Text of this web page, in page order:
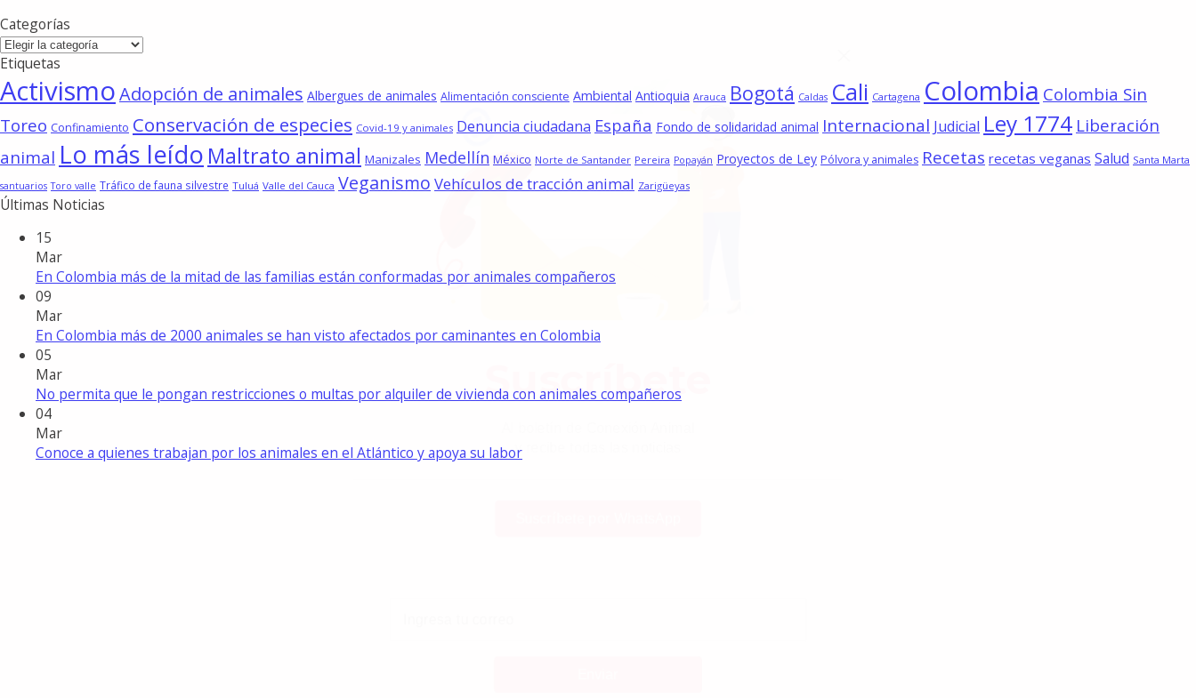
Categorías
Categorías
Etiquetas
ActivismoAdopción de animales Albergues de animales Alimentación consciente Ambiental Antioquia Arauca Bogotá Caldas Cali Cartagena Colombia Colombia Sin
Toreo Confinamiento Conservación de especies Covid-19 y animales Denuncia ciudadana España Fondo de solidaridad animal Internacional Judicial Ley 1774 Liberación
animal Lo más leído Maltrato animal Manizales Medellín México Norte de Santander Pereira Popayán Proyectos de Ley Pólvora y animales Recetas recetas veganas Salud Santa Marta
santuarios Toro valle Tráfico de fauna silvestre Tuluá Valle del Cauca Veganismo Vehículos de tracción animal Zarigüeyas
Últimas Noticias
15
Mar
En Colombia más de la mitad de las familias están conformadas por animales compañeros
09
Mar
En Colombia más de 2000 animales se han visto afectados por caminantes en Colombia
05
Mar
No permita que le pongan restricciones o multas por alquiler de vivienda con animales compañeros
04
Mar
Conoce a quienes trabajan por los animales en el Atlántico y apoya su labor